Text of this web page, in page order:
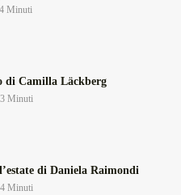
4 Minuti
di Camilla Läckberg
3 Minuti
di Daniela Raimondi
4 Minuti